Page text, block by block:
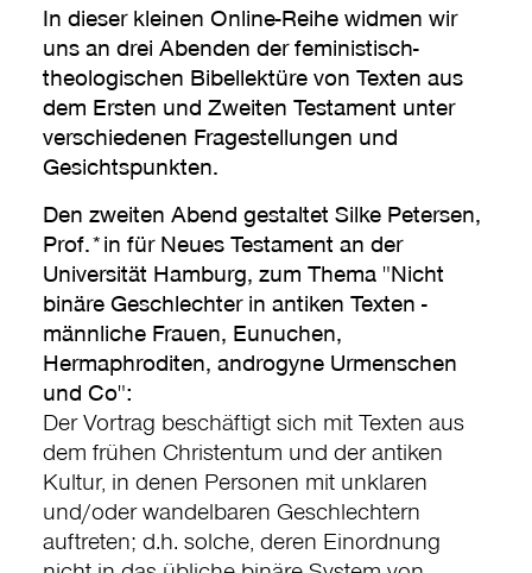
In dieser kleinen Online-Reihe widmen wir
uns an drei Abenden der feministisch-
theologischen Bibellektüre von Texten aus
dem Ersten und Zweiten Testament unter
verschiedenen Fragestellungen und
Gesichtspunkten.
Den zweiten Abend gestaltet Silke Petersen,
Prof.*in für Neues Testament an der
Universität Hamburg, zum Thema "Nicht
binäre Geschlechter in antiken Texten -
männliche Frauen, Eunuchen,
Hermaphroditen, androgyne Urmenschen
und Co":
Der Vortrag beschäftigt sich mit Texten aus
dem frühen Christentum und der antiken
Kultur, in denen Personen mit unklaren
und/oder wandelbaren Geschlechtern
auftreten; d.h. solche, deren Einordnung